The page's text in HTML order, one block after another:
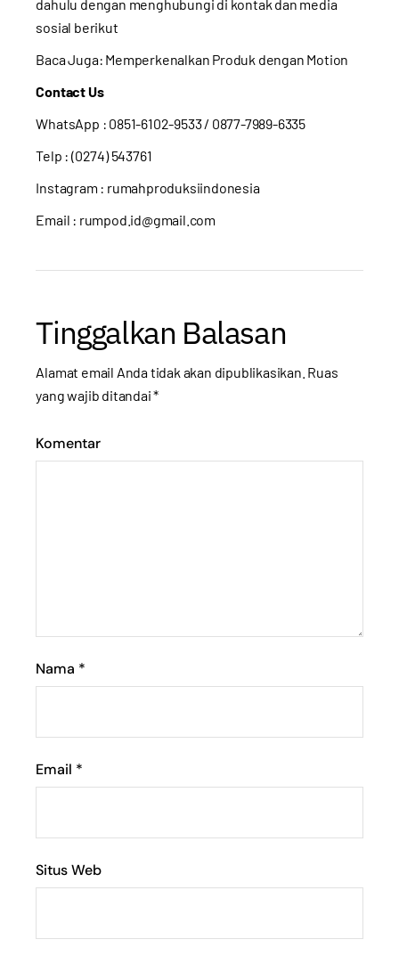
dahulu dengan menghubungi di kontak dan media
sosial berikut
Baca Juga: Memperkenalkan Produk dengan Motion
Contact Us
WhatsApp : 0851-6102-9533/ 0877-7989-6335
Telp : (0274) 543761
Instagram : rumahproduksiindonesia
Email : rumpod.id@gmail.com
Tinggalkan Balasan
Alamat email Anda tidak akan dipublikasikan. Ruas
yang wajib ditandai*
Komentar
Nama *
Email *
Situs Web